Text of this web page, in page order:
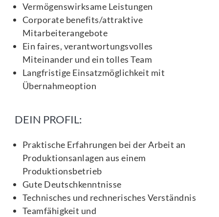
Vermögenswirksame Leistungen
Corporate benefits/attraktive
Mitarbeiterangebote
Ein faires, verantwortungsvolles
Miteinander und ein tolles Team
Langfristige Einsatzmöglichkeit mit
Übernahmeoption
DEIN PROFIL:
Praktische Erfahrungen bei der Arbeit an
Produktionsanlagen aus einem
Produktionsbetrieb
Gute Deutschkenntnisse
Technisches und rechnerisches Verständnis
Teamfähigkeit und